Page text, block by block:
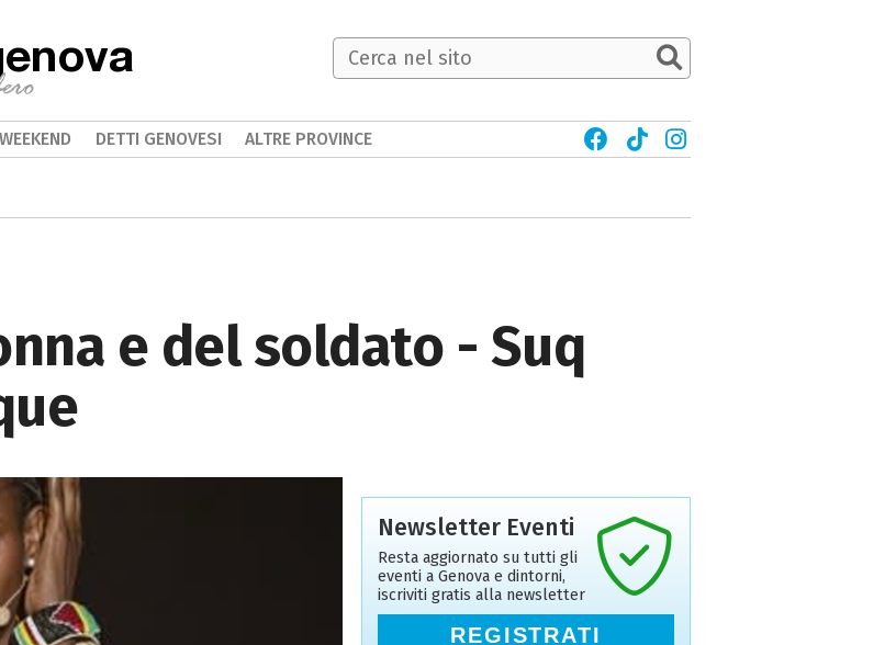
e del soldato - Suq
Newsletter Eventi
Resta aggiornato su tutti gli
eventi a Genova e dintorni,
iscriviti gratis alla newsletter
REGISTRATI
WEEKEND DETTI GENOVESI ALTRE PROVINCE